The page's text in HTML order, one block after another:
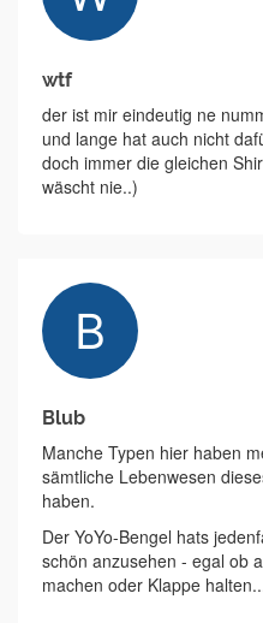
wtf
der ist mir eindeutig ne
und lange hat auch nicht
doch immer die gleichen
wäscht nie..)
Blub
Manche Typen hier haben
sämtliche Lebenwesen
haben.
Der YoYo-Bengel hats
schön anzusehen - egal ob
machen oder Klappe